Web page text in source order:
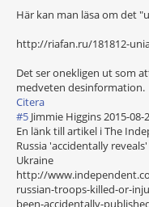
Här kan man läsa om det
http://riafan.ru/181812-
Det ser onekligen ut som
medveten desinformation.
Citera
#5 Jimmie Higgins2015-08-
En länk till artikel i The
Russia 'accidentally
Ukraine
http://
russian-troops-killed-or-
been-accidentally-